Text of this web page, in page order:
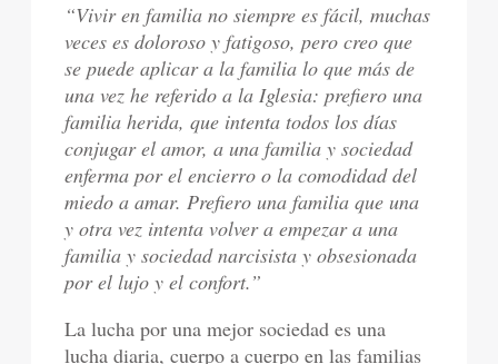
“Vivir en familia no siempre es fácil, muchas
veces es doloroso y fatigoso, pero creo que
se puede aplicar a la familia lo que más de
una vez he referido a la Iglesia: prefiero una
familia herida, que intenta todos los días
conjugar el amor, a una familia y sociedad
enferma por el encierro o la comodidad del
miedo a amar. Prefiero una familia que una
y otra vez intenta volver a empezar a una
familia y sociedad narcisista y obsesionada
por el lujo y el confort.”
La lucha por una mejor sociedad es una
lucha diaria, cuerpo a cuerpo en las familias